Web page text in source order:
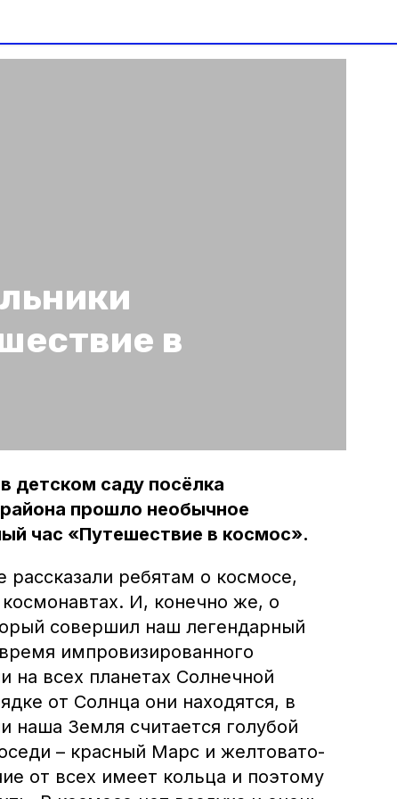
в
детском саду посёлка
прошло необычное
час «Путешествие в космос».
ребятам о космосе,
И, конечно же, о
совершил наш легендарный
импровизированного
на всех планетах Солнечной
от Солнца они находятся, в
наша Земля считается голубой
– красный Марс и желтовато-
от всех имеет кольца и поэтому